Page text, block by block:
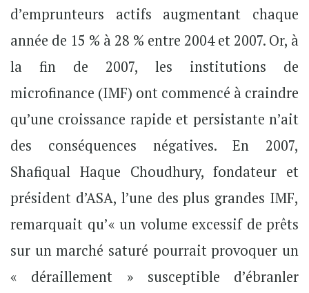
d’emprunteurs actifs augmentant chaque
année de 15 % à 28 % entre 2004 et 2007. Or, à
la fin de 2007, les institutions de
microfinance (IMF) ont commencé à craindre
qu’une croissance rapide et persistante n’ait
des conséquences négatives. En 2007,
Shafiqual Haque Choudhury, fondateur et
président d’ASA, l’une des plus grandes IMF,
remarquait qu’« un volume excessif de prêts
sur un marché saturé pourrait provoquer un
« déraillement » susceptible d’ébranler